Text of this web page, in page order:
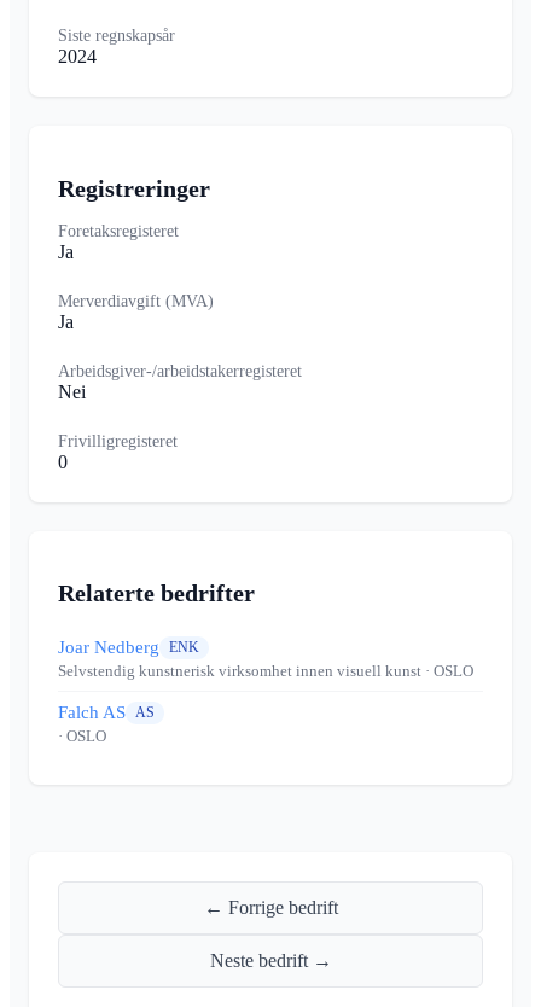
Siste regnskapsår
2024
Registreringer
Foretaksregisteret
Ja
Merverdiavgift (MVA)
Ja
Arbeidsgiver-/arbeidstakerregisteret
Nei
Frivilligregisteret
0
Relaterte bedrifter
Joar Nedberg ENK
Selvstendig kunstnerisk virksomhet innen visuell kunst · OSLO
Falch AS AS
· OSLO
← Forrige bedrift
Neste bedrift →